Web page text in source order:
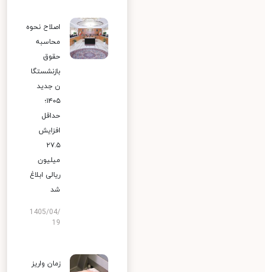
اصلاح نحوه
محاسبه
حقوق
بازنشستگا
ن جدید
۱۴۰۵؛
حداقل
افزایش
۲۷.۵
میلیون
ریالی ابلاغ
شد
1405/04/
19
زمان واریز